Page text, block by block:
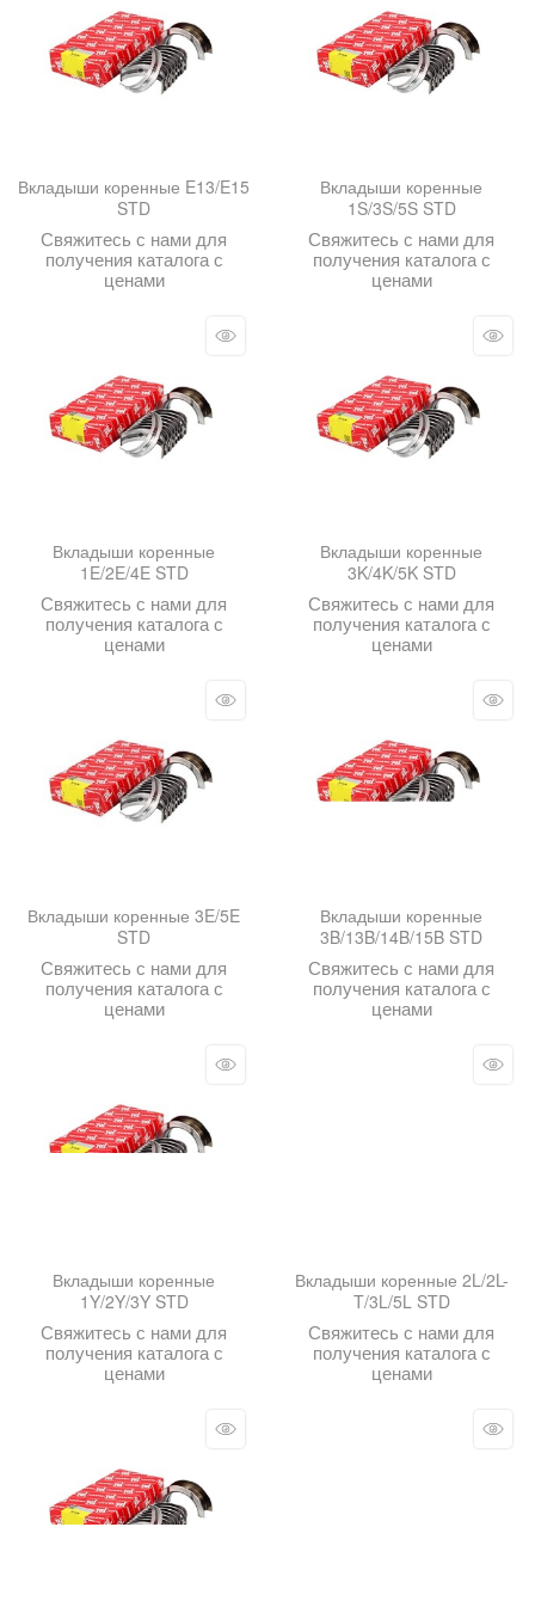
Вкладыши коренные E13/E15
STD
Свяжитесь с нами для
получения каталога с
ценами
Вкладыши коренные
1S/3S/5S STD
Свяжитесь с нами для
получения каталога с
ценами
Вкладыши коренные
1E/2E/4E STD
Свяжитесь с нами для
получения каталога с
ценами
Вкладыши коренные
3K/4K/5K STD
Свяжитесь с нами для
получения каталога с
ценами
Вкладыши коренные 3E/5E
STD
Свяжитесь с нами для
получения каталога с
ценами
Вкладыши коренные
3B/13B/14B/15B STD
Свяжитесь с нами для
получения каталога с
ценами
Вкладыши коренные
1Y/2Y/3Y STD
Свяжитесь с нами для
получения каталога с
ценами
Вкладыши коренные 2L/2L-
T/3L/5L STD
Свяжитесь с нами для
получения каталога с
ценами